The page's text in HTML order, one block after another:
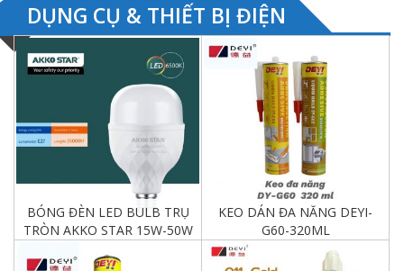
DỤNG CỤ & THIẾT BỊ ĐIỆN
BÓNG ĐÈN LED BULB TRỤ
TRÒN AKKO STAR 15W-50W
Chi tiết
KEO DÁN ĐA NĂNG DEYI-
G60-320ML